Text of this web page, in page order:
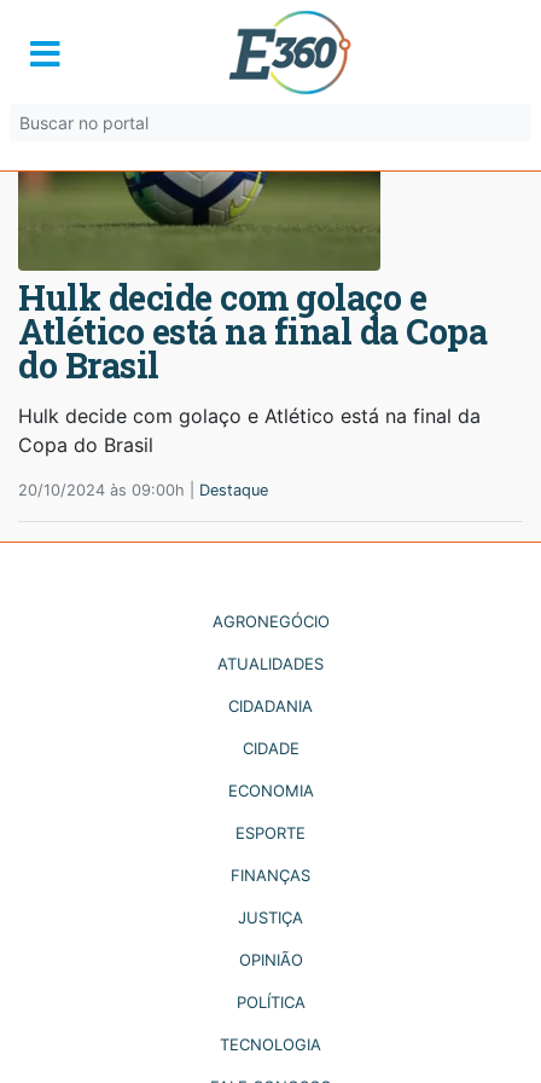
Hulk decide com golaço e
Atlético está na final da Copa
do Brasil
Hulk decide com golaço e Atlético está na final da
Copa do Brasil
20/10/2024 às 09:00h | Destaque
AGRONEGÓCIO
ATUALIDADES
CIDADANIA
CIDADE
ECONOMIA
ESPORTE
FINANÇAS
JUSTIÇA
OPINIÃO
POLÍTICA
TECNOLOGIA